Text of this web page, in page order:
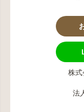
株式
法